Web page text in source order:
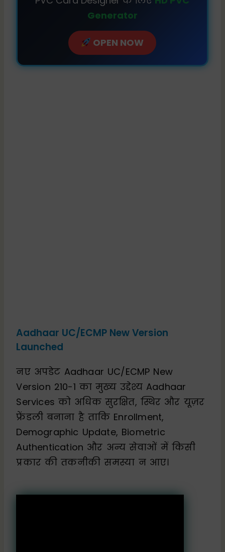
Generator
OPEN NOW
Aadhaar UC/ECMP New Version
Launched
नए अपडेट Aadhaar UC/ECMP New
Version 210-1 का मुख्य उद्देश्य Aadhaar
Services को अधिक सुरक्षित, स्थिर और यूज़र
फ्रेंडली बनाना है ताकि Enrollment,
Demographic Update, Biometric
Authentication और अन्य सेवाओं में किसी
प्रकार की तकनीकी समस्या न आए।